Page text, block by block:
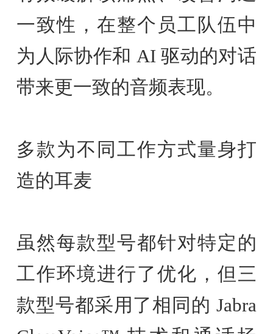
一致性，在整个员工队伍中
为人际协作和 AI 驱动的对话
带来更一致的音频表现。
多款为不同工作方式量身打
造的耳麦
虽然每款型号都针对特定的
工作环境进行了优化，但三
款型号都采用了相同的 Jabra